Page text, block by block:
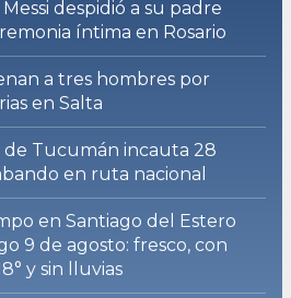
despidió a su padre
íntima en Rosario
a tres hombres por
en Salta
de Tucumán incauta 28
en ruta nacional
en Santiago del Estero
9 de agosto: fresco, con
y sin lluvias